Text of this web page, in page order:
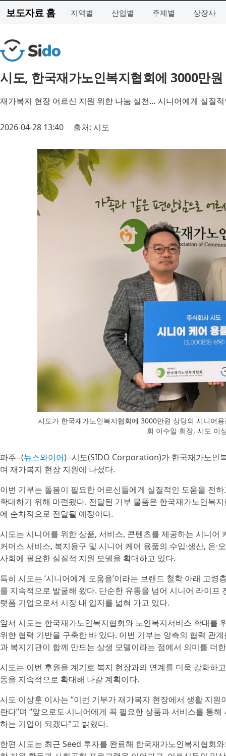
보도자료 홈 지역별 산업별 주제별 상장사
시도, 한국재가노인복지협회에 3000만
재가복지 현장 어르신 지원 위한 나눔 실천… 시니어에게 실질
2026-04-28 13:40 출처: 시도
시도가 한국재가노인복지협회에 3000만원 상당의 시니어
회 이수일 회장, 시도 이
파주--(뉴스와이어)--시도(SIDO Corporation)가 한국재가노인
며 재가복지 현장 지원에 나섰다.
이번 기부는 돌봄이 필요한 어르신들에게 실질적인 도움을 전
확대하기 위해 마련됐다. 전달된 기부 물품은 한국재가노인복
에 순차적으로 전달될 예정이다.
시도는 시니어를 위한 상품, 서비스, 콘텐츠를 제공하는 시니어
커머스 서비스, 복지용구 및 시니어 케어 용품의 수입·생산, 온
사회에 필요한 실질적 지원 모델을 확대하고 있다.
특히 시도는 ‘시니어에게 도움을’이라는 브랜드 철학 아래 고
를 지속적으로 발굴해 왔다. 단순한 유통을 넘어 시니어 라이
랫폼 기업으로서 시장 내 입지를 넓혀 가고 있다.
앞서 시도는 한국재가노인복지협회와 노인복지서비스 확대를
위한 협력 기반을 구축한 바 있다. 이번 기부는 양측의 협력 관
과 복지기관이 함께 만드는 상생 모델이라는 점에서 의미를 더
시도는 이번 후원을 계기로 복지 현장과의 연계를 더욱 강화하
동을 지속적으로 확대해 나갈 계획이다.
시도 이상훈 이사는 “이번 기부가 재가복지 현장에서 생활 지
란다”며 “앞으로도 시니어에게 꼭 필요한 상품과 서비스를 통
하는 기업이 되겠다”고 밝혔다.
한편 시도는 최근 Seed 투자를 완료해 한국재가노인복지협회